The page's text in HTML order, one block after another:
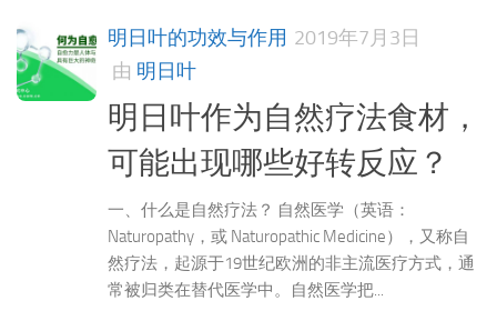
明日叶的功效与作用 2019年7月3日
由 明日叶
明日叶作为自然疗法食材，
可能出现哪些好转反应？
一、什么是自然疗法？ 自然医学（英语：
Naturopathy，或 Naturopathic Medicine），又称自
然疗法，起源于19世纪欧洲的非主流医疗方式，通
常被归类在替代医学中。自然医学把...